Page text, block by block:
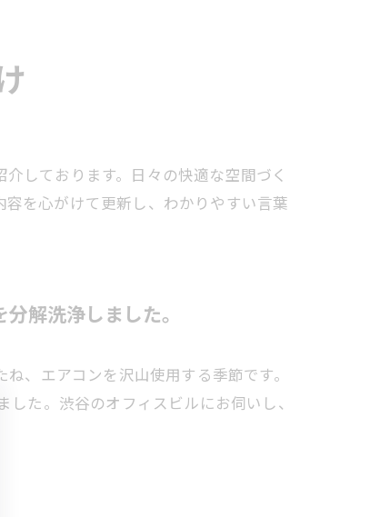
しております。日々の快適な空間づく
を心がけて更新し、わかりやすい言葉
解洗浄しました。
、エアコンを沢山使用する季節です。
た。渋谷のオフィスビルにお伺いし、